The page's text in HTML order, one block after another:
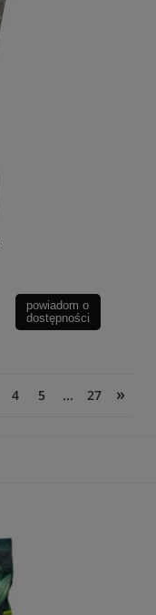
powiadom o
dostępności
4 5 ... 27 »